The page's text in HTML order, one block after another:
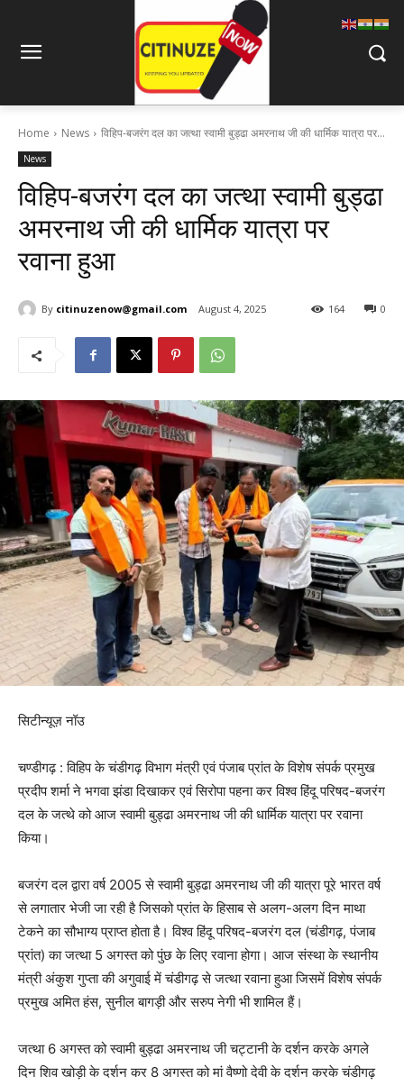
Home News विहिप-बजरंग दल का जत्था स्वामी बुड्ढा अमरनाथ जी की धार्मिक यात्रा पर...
News
विहिप-बजरंग दल का जत्था स्वामी बुड्ढा
अमरनाथ जी की धार्मिक यात्रा पर
रवाना हुआ
By citinuzenow@gmail.com August 4, 2025 0
164
सिटीन्यूज़ नॉउ
चण्डीगढ़ : विहिप के चंडीगढ़ विभाग मंत्री एवं पंजाब प्रांत के विशेष संपर्क प्रमुख
प्रदीप शर्मा ने भगवा झंडा दिखाकर एवं सिरोपा पहना कर विश्व हिंदू परिषद-बजरंग
दल के जत्थे को आज स्वामी बुड्ढा अमरनाथ जी की धार्मिक यात्रा पर रवाना
किया।
बजरंग दल द्वारा वर्ष 2005 से स्वामी बुड्ढा अमरनाथ जी की यात्रा पूरे भारत वर्ष
से लगातार भेजी जा रही है जिसको प्रांत के हिसाब से अलग-अलग दिन माथा
टेकने का सौभाग्य प्राप्त होता है। विश्व हिंदू परिषद-बजरंग दल (चंडीगढ़, पंजाब
प्रांत) का जत्था 5 अगस्त को पुंछ के लिए रवाना होगा। आज संस्था के स्थानीय
मंत्री अंकुश गुप्ता की अगुवाई में चंडीगढ़ से जत्था रवाना हुआ जिसमें विशेष संपर्क
प्रमुख अमित हंस, सुनील बागड़ी और सरुप नेगी भी शामिल हैं।
जत्था 6 अगस्त को स्वामी बुड्ढा अमरनाथ जी चट्टानी के दर्शन करके अगले
दिन शिव खोड़ी के दर्शन कर 8 अगस्त को मां वैष्णो देवी के दर्शन करके चंडीगढ़